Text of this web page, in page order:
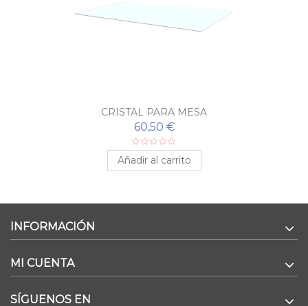
CRISTAL PARA MESA
60,50 €
Añadir al carrito
INFORMACIÓN
MI CUENTA
SÍGUENOS EN